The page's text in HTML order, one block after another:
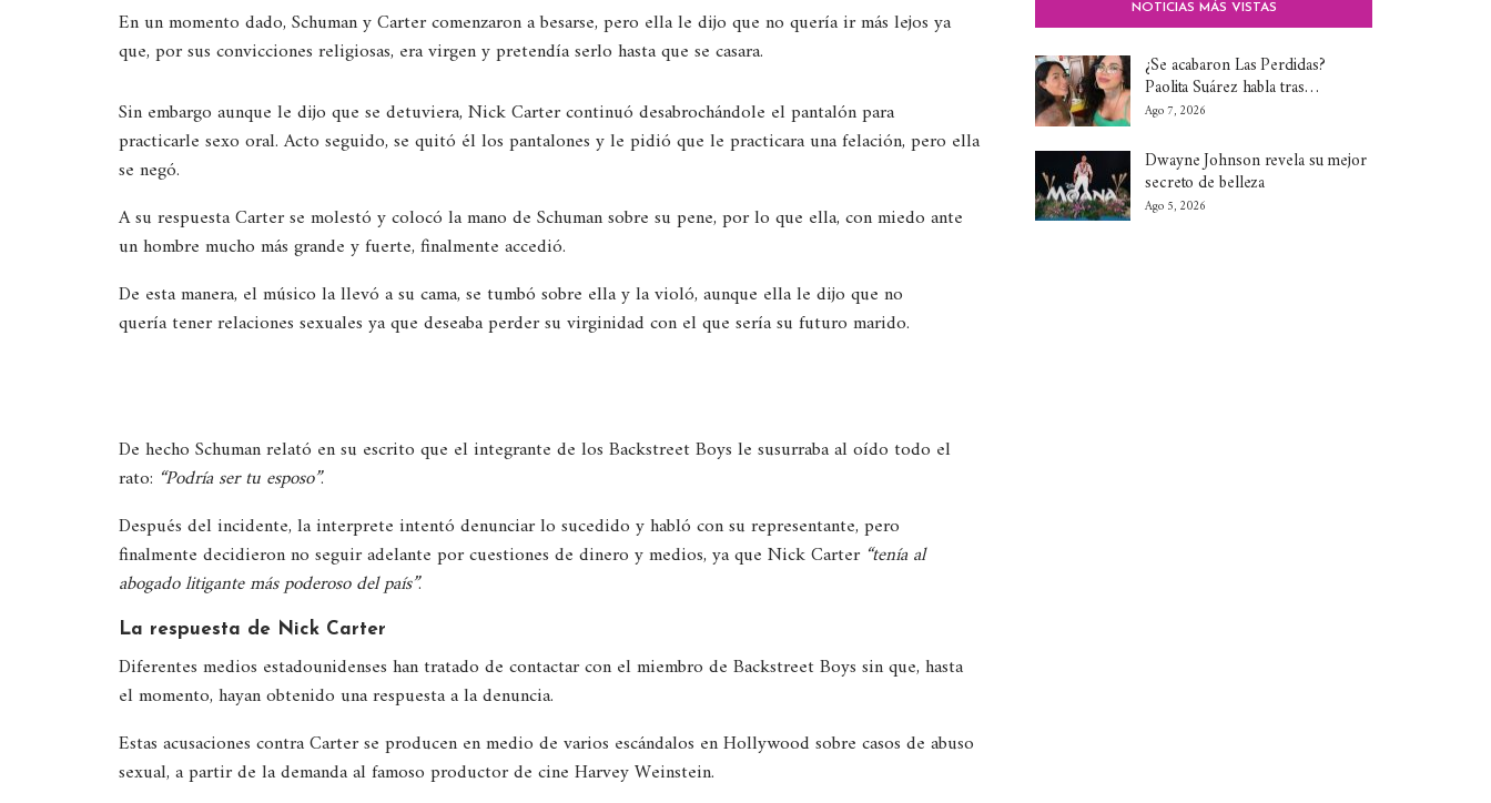
En un momento dado, Schuman y Carter comenzaron a besarse, pero ella le dijo que no quería ir más lejos ya
que, por sus convicciones religiosas, era virgen y pretendía serlo hasta que se casara.
Sin embargo aunque le dijo que se detuviera, Nick Carter continuó desabrochándole el pantalón para
practicarle sexo oral. Acto seguido, se quitó él los pantalones y le pidió que le practicara una felación, pero ella
se negó.
A su respuesta Carter se molestó y colocó la mano de Schuman sobre su pene, por lo que ella, con miedo ante
un hombre mucho más grande y fuerte, finalmente accedió.
De esta manera, el músico la llevó a su cama, se tumbó sobre ella y la violó, aunque ella le dijo que no
quería tener relaciones sexuales ya que deseaba perder su virginidad con el que sería su futuro marido.
De hecho Schuman relató en su escrito que el integrante de los Backstreet Boys le susurraba al oído todo el
rato: “Podría ser tu esposo”.
Después del incidente, la interprete intentó denunciar lo sucedido y habló con su representante, pero
finalmente decidieron no seguir adelante por cuestiones de dinero y medios, ya que Nick Carter “tenía al
abogado litigante más poderoso del país”.
La respuesta de Nick Carter
Diferentes medios estadounidenses han tratado de contactar con el miembro de Backstreet Boys sin que, hasta
el momento, hayan obtenido una respuesta a la denuncia.
Estas acusaciones contra Carter se producen en medio de varios escándalos en Hollywood sobre casos de abuso
sexual, a partir de la demanda al famoso productor de cine Harvey Weinstein.
NOTICIAS MÁS VISTAS
¿Se acabaron Las Perdidas?
Paolita Suárez habla tras…
Ago 7, 2026
Dwayne Johnson revela su mejor
secreto de belleza
Ago 5, 2026